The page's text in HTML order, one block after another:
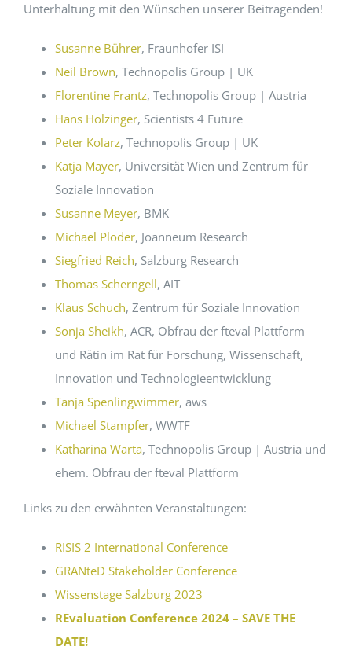
Unterhaltung mit den Wünschen unserer Beitragenden!
Susanne Bührer, Fraunhofer ISI
Neil Brown, Technopolis Group | UK
Florentine Frantz, Technopolis Group | Austria
Hans Holzinger, Scientists 4 Future
Peter Kolarz, Technopolis Group | UK
Katja Mayer, Universität Wien und Zentrum für
Soziale Innovation
Susanne Meyer, BMK
Michael Ploder, Joanneum Research
Siegfried Reich, Salzburg Research
Thomas Scherngell, AIT
Klaus Schuch, Zentrum für Soziale Innovation
Sonja Sheikh, ACR, Obfrau der fteval Plattform
und Rätin im Rat für Forschung, Wissenschaft,
Innovation und Technologieentwicklung
Tanja Spenlingwimmer, aws
Michael Stampfer, WWTF
Katharina Warta, Technopolis Group | Austria und
ehem. Obfrau der fteval Plattform
Links zu den erwähnten Veranstaltungen:
RISIS 2 International Conference
GRANteD Stakeholder Conference
Wissenstage Salzburg 2023
REvaluation Conference 2024 – SAVE THE
DATE!